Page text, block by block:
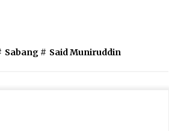
Sabang # Said Muniruddin